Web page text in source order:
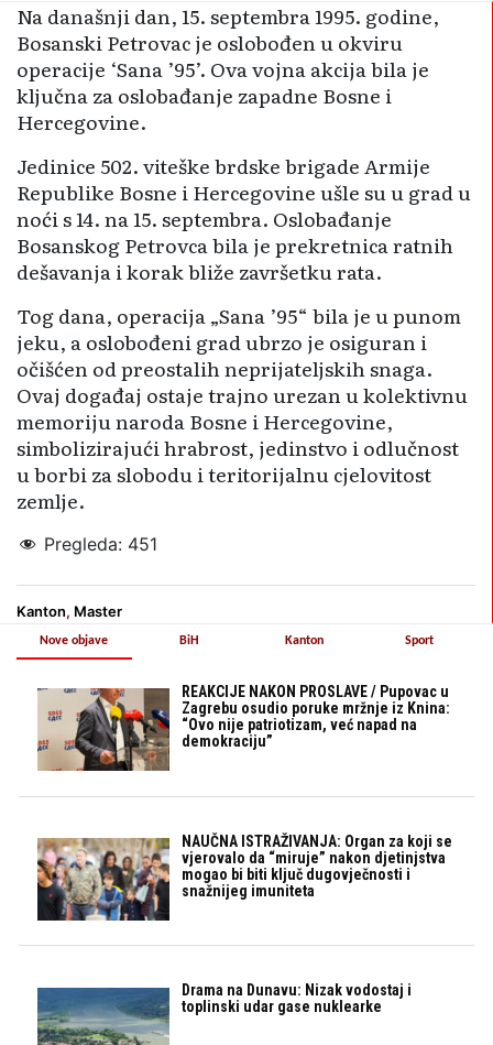
Na današnji dan, 15. septembra 1995. godine,
Bosanski Petrovac je oslobođen u okviru
operacije ‘Sana ’95’. Ova vojna akcija bila je
ključna za oslobađanje zapadne Bosne i
Hercegovine.
Jedinice 502. viteške brdske brigade Armije
Republike Bosne i Hercegovine ušle su u grad u
noći s 14. na 15. septembra. Oslobađanje
Bosanskog Petrovca bila je prekretnica ratnih
dešavanja i korak bliže završetku rata.
Tog dana, operacija „Sana ’95“ bila je u punom
jeku, a oslobođeni grad ubrzo je osiguran i
očišćen od preostalih neprijateljskih snaga.
Ovaj događaj ostaje trajno urezan u kolektivnu
memoriju naroda Bosne i Hercegovine,
simbolizirajući hrabrost, jedinstvo i odlučnost
u borbi za slobodu i teritorijalnu cjelovitost
zemlje.
Pregleda: 451
Kanton, Master
Nove objave
REAKCIJE NAKON PROSLAVE / Pupovac u
Zagrebu osudio poruke mržnje iz Knina:
“Ovo nije patriotizam, već napad na
demokraciju”
NAUČNA ISTRAŽIVANJA: Organ za koji se
vjerovalo da “miruje” nakon djetinjstva
mogao bi biti ključ dugovječnosti i
snažnijeg imuniteta
Drama na Dunavu: Nizak vodostaj i
toplinski udar gase nuklearke
BiH Kanton Sport